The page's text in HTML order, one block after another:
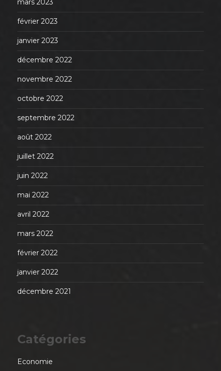
mars 2023
février 2023
janvier 2023
décembre 2022
novembre 2022
octobre 2022
septembre 2022
août 2022
juillet 2022
juin 2022
mai 2022
avril 2022
mars 2022
février 2022
janvier 2022
décembre 2021
Catégories
Economie